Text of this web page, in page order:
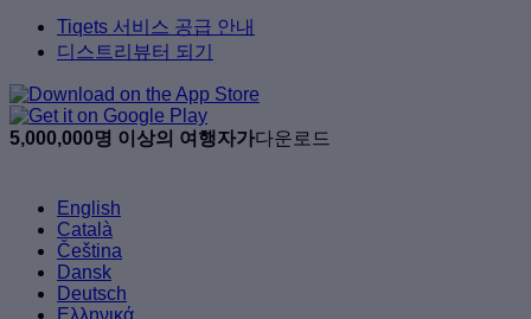
Tiqets 서비스 공급 안내
디스트리뷰터 되기
5,000,000명 이상의 여행자가다운로드
English
Català
Čeština
Dansk
Deutsch